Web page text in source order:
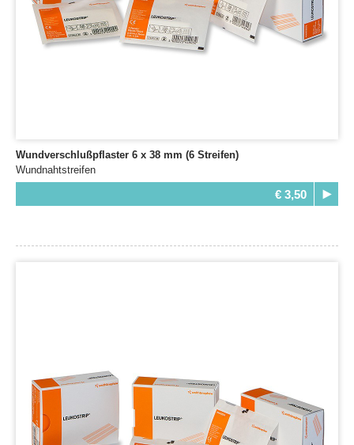
Wundverschlußpflaster 6 x 38 mm (6 Streifen)
Wundnahtstreifen
€ 3,50